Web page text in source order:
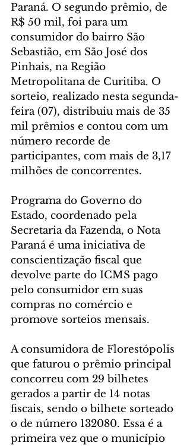
Paraná. O segundo prêmio, de
R$ 50 mil, foi para um
consumidor do bairro São
Sebastião, em São José dos
Pinhais, na Região
Metropolitana de Curitiba. O
sorteio, realizado nesta segunda-
feira (07), distribuiu mais de 35
mil prêmios e contou com um
número recorde de
participantes, com mais de 3,17
milhões de concorrentes.
Programa do Governo do
Estado, coordenado pela
Secretaria da Fazenda, o Nota
Paraná é uma iniciativa de
conscientização fiscal que
devolve parte do ICMS pago
pelo consumidor em suas
compras no comércio e
promove sorteios mensais.
A consumidora de Florestópolis
que faturou o prêmio principal
concorreu com 29 bilhetes
gerados a partir de 14 notas
fiscais, sendo o bilhete sorteado
o de número 132080. Essa é a
primeira vez que o município